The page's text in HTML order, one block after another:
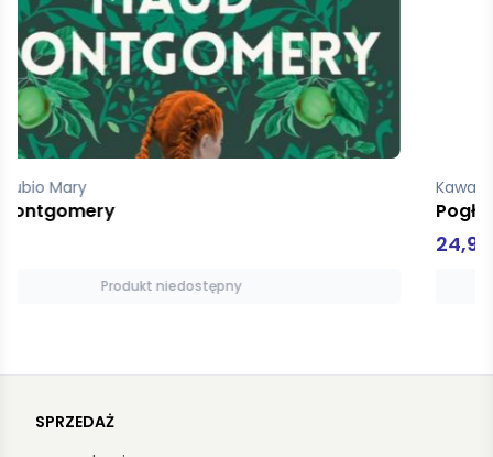
Kawałko-Dzikowska Natalia
Pogłaszcz zwierzątko na łące
Produkt niedostępny
SPRZEDAŻ